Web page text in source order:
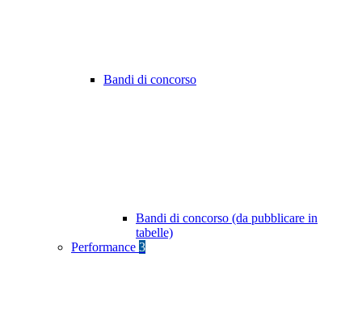
Bandi di concorso
Bandi di concorso (da pubblicare in
tabelle)
Performance 3